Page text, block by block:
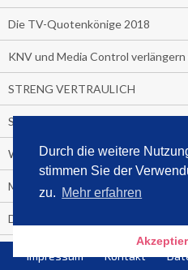
Durch die weitere
stimmen Sie der
zu. Mehr erfahren
Die TV-Quotenkönige 2018
KNV und Media Control
STRENG VERTRAULICH
Streaming verändert TV?
Welcher TV-Sender hat seine
Michelle for President!
Das gruseligste Buch aller Zeiten
Impressum Kontakt